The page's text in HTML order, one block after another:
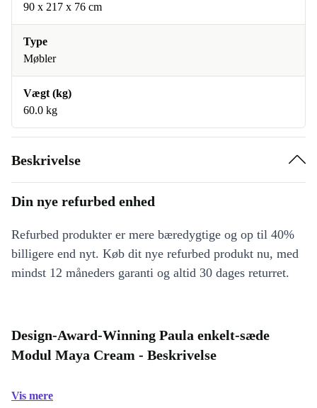
90 x 217 x 76 cm
Type
Møbler
Vægt (kg)
60.0 kg
Beskrivelse
Din nye refurbed enhed
Refurbed produkter er mere bæredygtige og op til 40%
billigere end nyt. Køb dit nye refurbed produkt nu, med
mindst 12 måneders garanti og altid 30 dages returret.
Design-Award-Winning Paula enkelt-sæde
Modul Maya Cream - Beskrivelse
Vis mere